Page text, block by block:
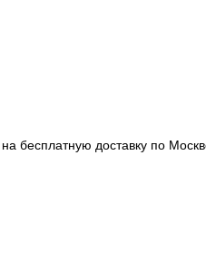
бесплатную доставку по